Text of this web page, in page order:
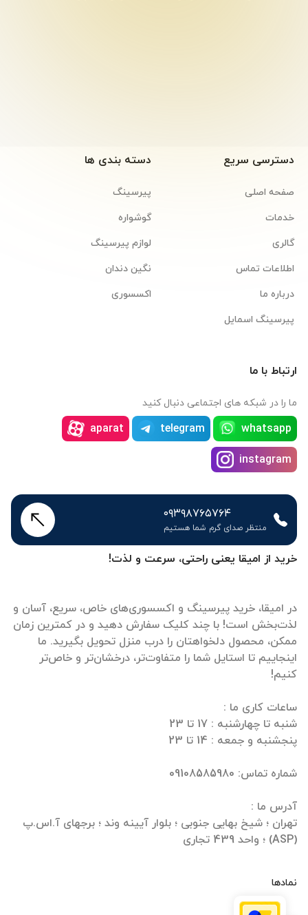
خرید از امیقا یعنی راحتی، سرعت و لذت!
در امیقا، خرید پیرسینگ و اکسسوری‌های خاص، سریع، آسان و
لذت‌بخش است! با چند کلیک سفارش دهید و در کمترین زمان
ممکن، محصول دلخواهتان را درب منزل تحویل بگیرید. ما
اینجاییم تا استایل شما را متفاوت‌تر، درخشان‌تر و خاص‌تر
تهران ؛ شیخ بهایی جنوبی ؛ بلوار آیینه وند ؛ برجهای آ.اس.پ
(ASP) ؛ واحد 439 تجاری
نمادها
دسترسی سریع
صفحه اصلی
خدمات
گالری
اطلاعات تماس
درباره ما
پیرسینگ اسمایل
دسته بندی ها
پیرسینگ
گوشواره
لوازم پیرسینگ
نگین دندان
اکسسوری
ارتباط با ما
ما را در شبکه های اجتماعی دنبال کنید
whatsapp
telegram
aparat
instagram
۰۹۳۹۸۷۶۵۷۶۴
منتظر صدای گرم شما هستیم